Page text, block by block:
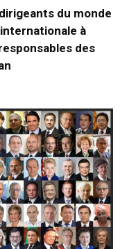
du monde
à
des